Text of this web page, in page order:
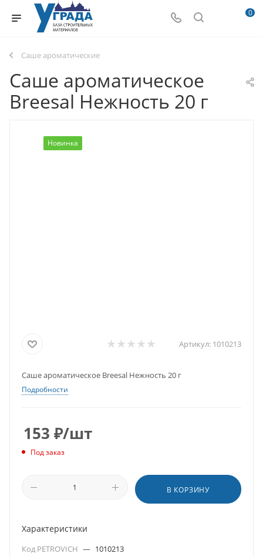
0
Саше ароматические
Саше ароматическое
Breesal Нежность 20 г
Новинка
Артикул: 1010213
Саше ароматическое Breesal Нежность 20 г
Подробности
153 ₽/шт
Под заказ
В КОРЗИНУ
Характеристики
Код PETROVICH — 1010213